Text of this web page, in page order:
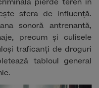
pierde teren în
sfera de influență.
sonoră antrenantă,
precum și culisele
traficanți de droguri
tabloul general